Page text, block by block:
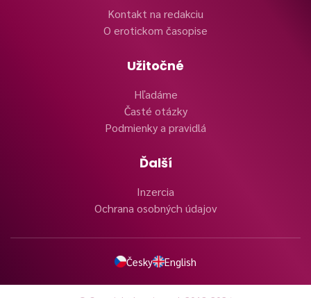
Kontakt na redakciu
O erotickom časopise
Užitočné
Hľadáme
Časté otázky
Podmienky a pravidlá
Ďalší
Inzercia
Ochrana osobných údajov
Česky English